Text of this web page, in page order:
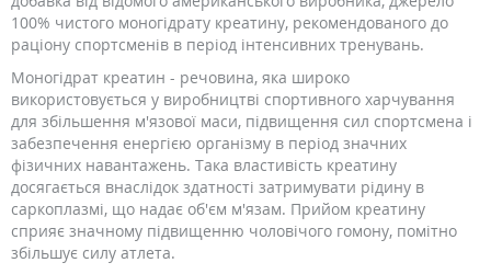
100% чистого моногідрату креатину, рекомендованого до
раціону спортсменів в період інтенсивних тренувань.
Моногідрат креатин - речовина, яка широко
використовується у виробництві спортивного харчування
для збільшення м'язової маси, підвищення сил спортсмена і
забезпечення енергією організму в період значних
фізичних навантажень. Така властивість креатину
досягається внаслідок здатності затримувати рідину в
саркоплазмі, що надає об'єм м'язам. Прийом креатину
сприяє значному підвищенню чоловічого гомону, помітно
збільшує силу атлета.